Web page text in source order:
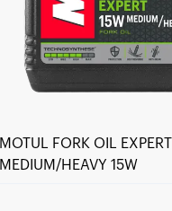
MOTUL FORK OIL EXPERT
MEDIUM/HEAVY 15W